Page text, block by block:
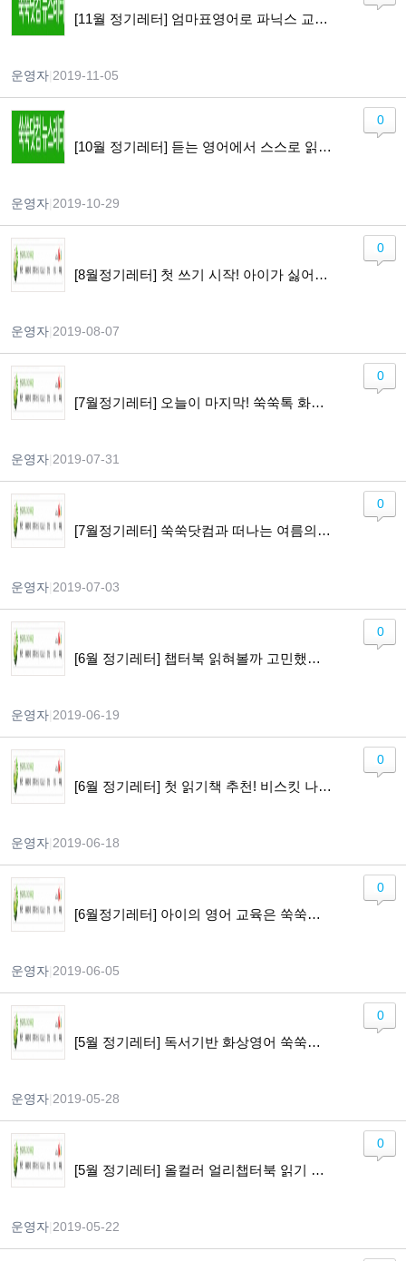
[11월 정기레터] 엄마표영어로 파닉스 교육 완벽하게 하는 방법
운영자 2019-11-05
[10월 정기레터] 듣는 영어에서 스스로 읽는 영어로~ 넘어갈 수 있을까 의심하는 양육자를 위한 레터
운영자 2019-10-29
0
[8월정기레터] 첫 쓰기 시작! 아이가 싫어할 때, 몇 가지 Tip을 알려드려요~
운영자 2019-08-07
0
[7월정기레터] 오늘이 마지막! 쑥쑥톡 화상영어최대 25% 할인 + 무료 레벨테스트 / 쑥쑥 북클럽 소개
운영자 2019-07-31
0
[7월정기레터] 쑥쑥닷컴과 떠나는 여름의 북캉스! / 북캉스 전 읽을 탈 것 그림책/ 어드벤쳐 챕터북 잭파일 나를따르라 모집
운영자 2019-07-03
0
[6월 정기레터] 챕터북 읽혀볼까 고민했다면 쑥쑥닷컴 Nate the Great로 시작해보세요.
운영자 2019-06-19
0
[6월 정기레터] 첫 읽기책 추천! 비스킷 나를따르라 6/25 시작!
운영자 2019-06-18
0
[6월정기레터] 아이의 영어 교육은 쑥쑥닷컴과 함께 하세요! 문장연습SP / 영어유치원2파닉스과정 / 말하기를 위한 화상영어 모집중
운영자 2019-06-05
0
[5월 정기레터] 독서기반 화상영어 쑥쑥톡 할인받고, 아이의 말문을 톡톡 열어주세요.
운영자 2019-05-28
0
[5월 정기레터] 올컬러 얼리챕터북 읽기 나를따르라 모집중 / 빵굽는 포포아저씨 무료 초대
운영자 2019-05-22
0